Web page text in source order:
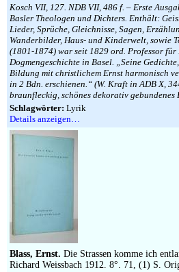
Kosch VII, 127. NDB VII, 486 f. – Erste
Basler Theologen und Dichters. Enthält:
Lieder, Sprüche, Gleichnisse, Sagen,
Wanderbilder, Haus- und Kinderwelt, sowie
(1801-1874) war seit 1829 ord. Professor
Dogmengeschichte in Basel. „Seine
Bildung mit christlichem Ernst harmonisch
in 2 Bdn. erschienen.“ (W. Kraft in ADB X,
braunfleckig, schönes dekorativ gebundenes
Schlagwörter: Lyrik
Details anzeigen…
Blass, Ernst. Die Strassen komme ich
Richard Weissbach 1912. 8°. 71, (1) S.